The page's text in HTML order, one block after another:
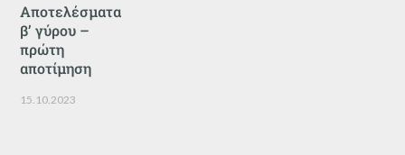
Αποτελέσματα
β’ γύρου –
πρώτη
αποτίμηση
15.10.2023